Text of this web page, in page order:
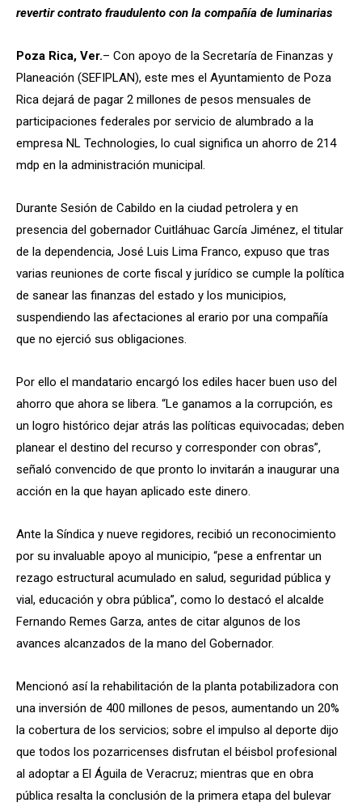
revertir contrato fraudulento con la compañía de luminarias
Poza Rica, Ver.– Con apoyo de la Secretaría de Finanzas y
Planeación (SEFIPLAN), este mes el Ayuntamiento de Poza
Rica dejará de pagar 2 millones de pesos mensuales de
participaciones federales por servicio de alumbrado a la
empresa NL Technologies, lo cual significa un ahorro de 214
mdp en la administración municipal.
Durante Sesión de Cabildo en la ciudad petrolera y en
presencia del gobernador Cuitláhuac García Jiménez, el titular
de la dependencia, José Luis Lima Franco, expuso que tras
varias reuniones de corte fiscal y jurídico se cumple la política
de sanear las finanzas del estado y los municipios,
suspendiendo las afectaciones al erario por una compañía
que no ejerció sus obligaciones.
Por ello el mandatario encargó los ediles hacer buen uso del
ahorro que ahora se libera. “Le ganamos a la corrupción, es
un logro histórico dejar atrás las políticas equivocadas; deben
planear el destino del recurso y corresponder con obras”,
señaló convencido de que pronto lo invitarán a inaugurar una
acción en la que hayan aplicado este dinero.
Ante la Síndica y nueve regidores, recibió un reconocimiento
por su invaluable apoyo al municipio, “pese a enfrentar un
rezago estructural acumulado en salud, seguridad pública y
vial, educación y obra pública”, como lo destacó el alcalde
Fernando Remes Garza, antes de citar algunos de los
avances alcanzados de la mano del Gobernador.
Mencionó así la rehabilitación de la planta potabilizadora con
una inversión de 400 millones de pesos, aumentando un 20%
la cobertura de los servicios; sobre el impulso al deporte dijo
que todos los pozarricenses disfrutan el béisbol profesional
al adoptar a El Águila de Veracruz; mientras que en obra
pública resalta la conclusión de la primera etapa del bulevar